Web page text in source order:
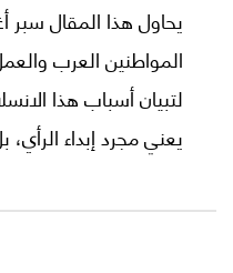
يحاول هذا المقال سبر
المواطنين العرب
لتبيان أسباب هذا
يعني مجرد إبداء الرأي،
النضال دفاعًا عن